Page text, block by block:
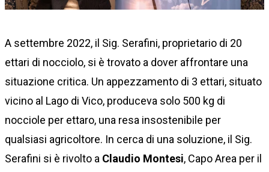
A settembre 2022, il Sig. Serafini, proprietario di 20
ettari di nocciolo, si è trovato a dover affrontare una
situazione critica. Un appezzamento di 3 ettari, situato
vicino al Lago di Vico, produceva solo 500 kg di
nocciole per ettaro, una resa insostenibile per
qualsiasi agricoltore. In cerca di una soluzione, il Sig.
Serafini si è rivolto a Claudio Montesi, Capo Area per il